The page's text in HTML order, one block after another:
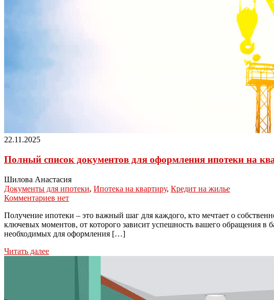
22.11.2025
Полный список документов для оформления ипотеки на
Шилова Анастасия
Документы для ипотеки, Ипотека на квартиру, Кредит на жилье
Комментариев нет
Получение ипотеки – это важный шаг для каждого, кто мечтает о
ключевых моментов, от которого зависит успешность вашего обращения
необходимых для оформления […]
Читать далее